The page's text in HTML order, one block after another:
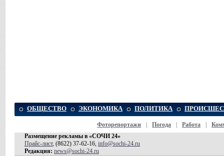
ОБЩЕСТВО ЭКОНОМИКА ПОЛИТИКА
Фоторепортажи Погода Работа
Размещение рекламы в «СОЧИ 24»
Прайс-лист, (8622) 37-62-16, info@sochi-24.ru
Редакция: news@sochi-24.ru